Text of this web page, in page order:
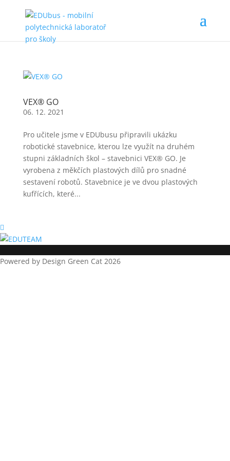
VEX® GO
06. 12. 2021
Pro učitele jsme v EDUbusu připravili ukázku
robotické stavebnice, kterou lze využít na druhém
stupni základních škol – stavebnici VEX® GO. Je
vyrobena z měkčích plastových dílů pro snadné
sestavení robotů. Stavebnice je ve dvou plastových
kufřících, které...

Powered by Design Green Cat 2026